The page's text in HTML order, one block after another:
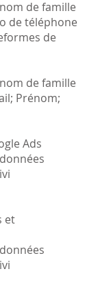
de famille
de téléphone
de
de famille
Prénom;
Ads
et